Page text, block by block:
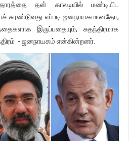
தன் காலடியில் மண்டியிட
சுரண்டுவது எப்படி ஜனநாயகமானதோ,
இருப்பதையும், சுதந்திரமாக
- ஜனநாயகம் என்கின்றனர்.